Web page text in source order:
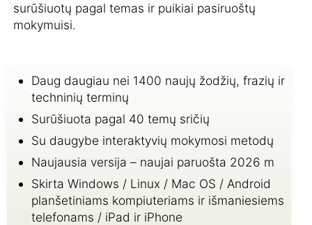
surūšiuotų pagal temas ir puikiai pasiruoštų
mokymuisi.
Daug daugiau nei 1400 naujų žodžių, frazių ir
techninių terminų
Surūšiuota pagal 40 temų sričių
Su daugybe interaktyvių mokymosi metodų
Naujausia versija – naujai paruošta 2026 m
Skirta Windows / Linux / Mac OS / Android
planšetiniams kompiuteriams ir išmaniesiems
telefonams / iPad ir iPhone